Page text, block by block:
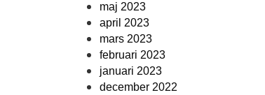
maj 2023
april 2023
mars 2023
februari 2023
januari 2023
december 2022